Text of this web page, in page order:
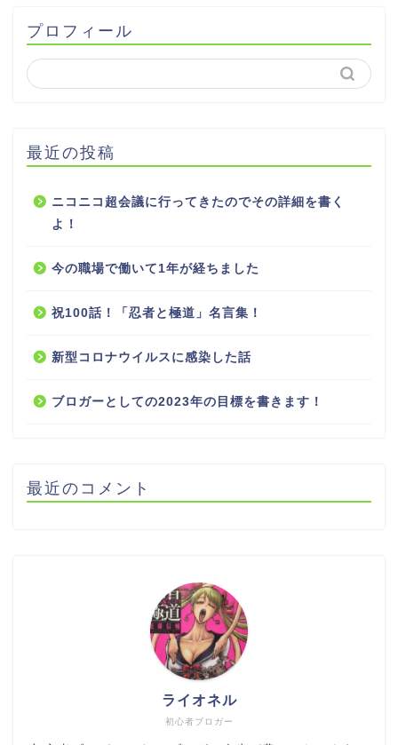
プロフィール
最近の投稿
ニコニコ超会議に行ってきたのでその詳細を書く
よ！
今の職場で働いて1年が経ちました
祝100話！「忍者と極道」名言集！
新型コロナウイルスに感染した話
ブロガーとしての2023年の目標を書きます！
最近のコメント
初心者ブロガー
ライオネル